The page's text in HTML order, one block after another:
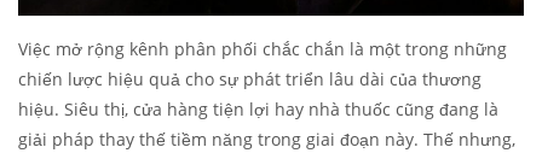
Việc mở rộng kênh phân phối chắc chắn là một trong những
chiến lược hiệu quả cho sự phát triển lâu dài của thương
hiệu. Siêu thị, cửa hàng tiện lợi hay nhà thuốc cũng đang là
giải pháp thay thế tiềm năng trong giai đoạn này. Thế nhưng,